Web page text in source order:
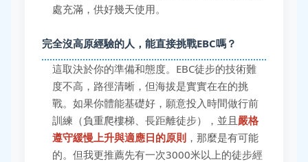
處充滿，供好幾天使用。
完全沒高原經驗的人，能直接挑戰EBC嗎？
這取決於你的準備和態度。EBC徒步的技術難
度不高，路徑清晰，但海拔是實實在在的挑
戰。如果你體能基礎好，願意投入時間做行前
訓練（負重爬樓梯、長距離徒步），並且 嚴格
遵守緩慢上升與適應日的原則 ，那麼是有可能
的。但我更推薦先有一次3000米以上的徒步經